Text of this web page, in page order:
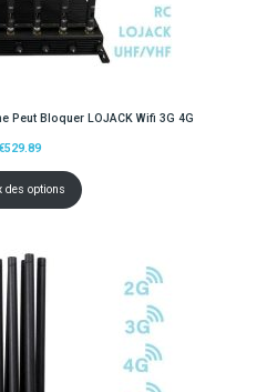
Peut Bloquer LOJACK Wifi 3G 4G
529.89
des options